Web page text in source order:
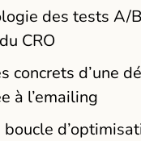
des tests A/
CRO
concrets d’une
à l’emailing
boucle